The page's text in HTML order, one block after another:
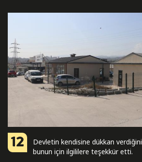
12
Devletin kendisine dükkan
bunun için ilgililere teşekkür etti.